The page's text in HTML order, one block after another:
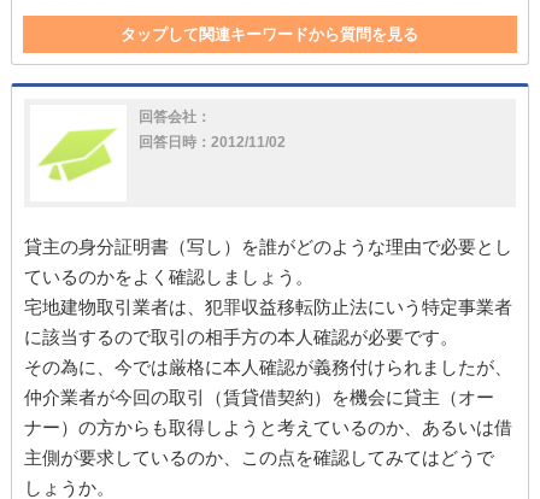
タップして関連キーワードから質問を見る
店舗 修繕費 修繕費用 大家 入居者 売買
償却
回答会社：
回答日時：2012/11/02
貸主の身分証明書（写し）を誰がどのような理由で必要とし
ているのかをよく確認しましょう。
宅地建物取引業者は、犯罪収益移転防止法にいう特定事業者
に該当するので取引の相手方の本人確認が必要です。
その為に、今では厳格に本人確認が義務付けられましたが、
仲介業者が今回の取引（賃貸借契約）を機会に貸主（オー
ナー）の方からも取得しようと考えているのか、あるいは借
主側が要求しているのか、この点を確認してみてはどうで
しょうか。